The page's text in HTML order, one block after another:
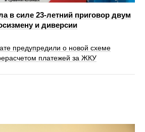
в силе 23‑летний приговор двум
и диверсии
предупредили о новой схеме
платежей за ЖКУ